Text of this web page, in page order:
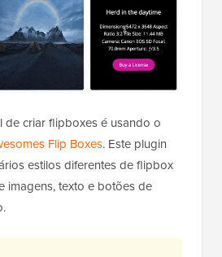
de criar flipboxes é usando o
Flip Boxes. Este plugin
estilos diferentes de flipbox
imagens, texto e botões de